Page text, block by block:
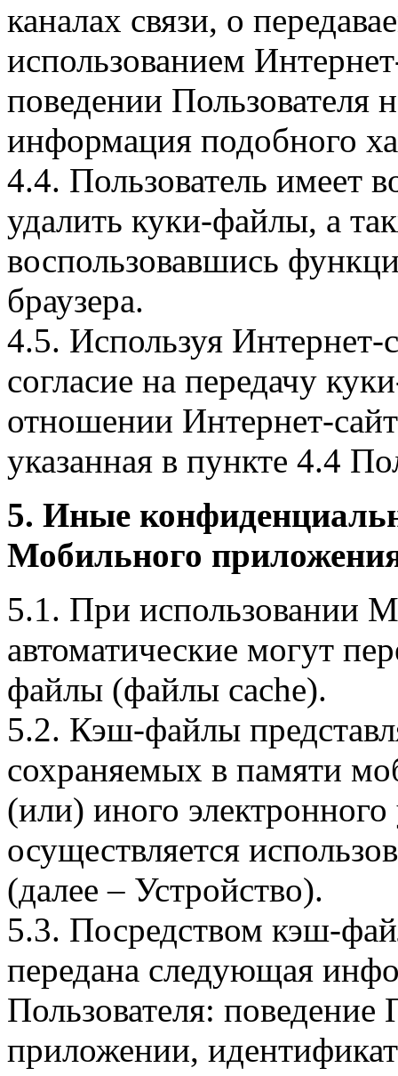
каналах связи, о
использованием
поведении Пользователя
информация подобного
4.4. Пользователь имеет
удалить куки-файлы, а
воспользовавшись
браузера.
4.5. Используя Интернет-
согласие на передачу
отношении Интернет-
указанная в пункте 4.4
5. Иные
Мобильного
5.1. При использовании
автоматические могут
файлы (файлы cache).
5.2. Кэш-файлы
сохраняемых в памяти
(или) иного электронного
осуществляется
(далее – Устройство).
5.3. Посредством кэш-
передана следующая
Пользователя:
приложении,